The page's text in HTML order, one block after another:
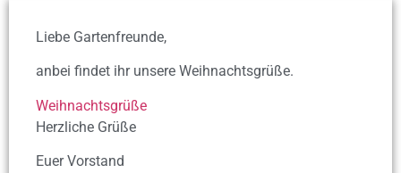
Liebe Gartenfreunde,
anbei findet ihr unsere Weihnachtsgrüße.
Weihnachtsgrüße
Herzliche Grüße
Euer Vorstand